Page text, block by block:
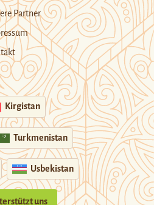
Partner
Kirgistan
Turkmenistan
Usbekistan
uns